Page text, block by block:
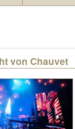
von Chauvet